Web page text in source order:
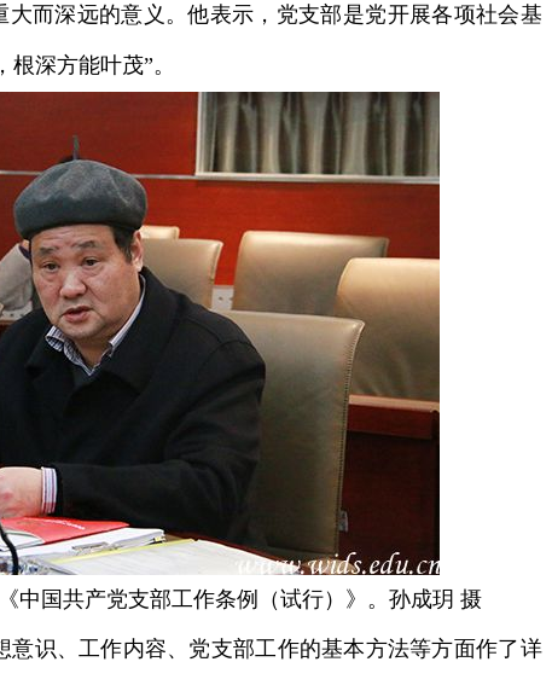
而深远的意义。他表示，党支部是党开展各项社会基
深方能叶茂”。
中国共产党支部工作条例（试行）》。孙成玥 摄
识、工作内容、党支部工作的基本方法等方面作了详